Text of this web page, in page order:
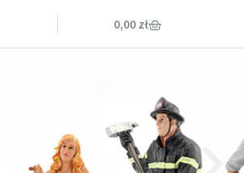
0,00 zł